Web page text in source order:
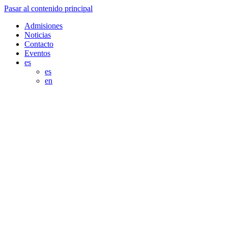
Pasar al contenido principal
Admisiones
Noticias
Contacto
Eventos
es
es
en